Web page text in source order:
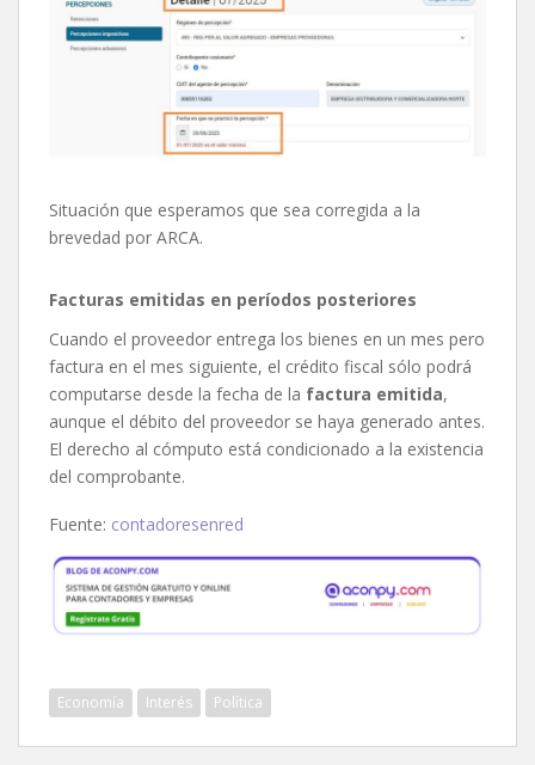
Situación que esperamos que sea corregida a la
brevedad por ARCA.
Facturas emitidas en períodos posteriores
Cuando el proveedor entrega los bienes en un mes pero
factura en el mes siguiente, el crédito fiscal sólo podrá
computarse desde la fecha de la factura emitida,
aunque el débito del proveedor se haya generado antes.
El derecho al cómputo está condicionado a la existencia
del comprobante.
Fuente: contadoresenred
Economía Interés Política